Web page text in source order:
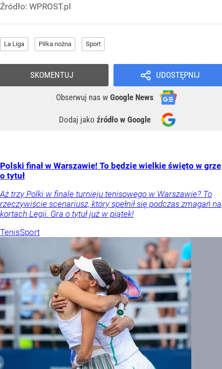
Źródło: WPROST.pl
La Liga Piłka nożna Sport
UDOSTĘPNIJ
Obserwuj nas w Google News
Dodaj jako źródło w Google
SKOMENTUJ
Polski finał w Warszawie! To będzie wielkie święto w grze
o tytuł
Aż trzy Polki w finale turnieju tenisowego w Warszawie? To
rzeczywiście scenariusz, który spełnił się podczas zmagań na
kortach Legii. Gra o tytuł już w piątek!
TenisSport